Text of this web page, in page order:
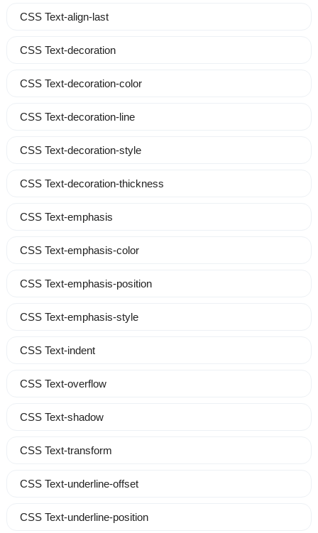
CSS Text-align-last
CSS Text-decoration
CSS Text-decoration-color
CSS Text-decoration-line
CSS Text-decoration-style
CSS Text-decoration-thickness
CSS Text-emphasis
CSS Text-emphasis-color
CSS Text-emphasis-position
CSS Text-emphasis-style
CSS Text-indent
CSS Text-overflow
CSS Text-shadow
CSS Text-transform
CSS Text-underline-offset
CSS Text-underline-position